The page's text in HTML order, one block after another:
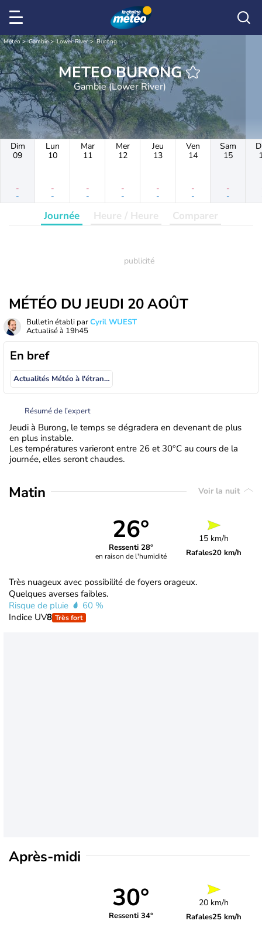
Météo Gambie Lower River Burong
METEO BURONG
Gambie (Lower River)
Dim
09
-
-
Lun
10
-
-
Mar
11
-
-
Mer
12
-
-
Jeu
13
-
-
Ven
14
-
-
Sam
15
-
-
Journée Heure / Heure Comparer
MÉTÉO DU JEUDI 20 AOÛT
Bulletin établi parCyril WUEST
Actualisé à 19h45
En bref
Actualités Météo à l'étranger
Résumé de l’expert
Jeudi à Burong, le temps se dégradera en devenant de plus
en plus instable.
Les températures varieront entre 26 et 30°C au cours de la
journée, elles seront chaudes.
Matin Voir la nuit
26°
Ressenti 28°
en raison de l'humidité
15 km/h
Rafales20 km/h
Très nuageux avec possibilité de foyers orageux.
Quelques averses faibles.
Risque de pluie
60 %
Indice UV8 Très fort
Après-midi
30°
Ressenti 34°
20 km/h
Rafales25 km/h